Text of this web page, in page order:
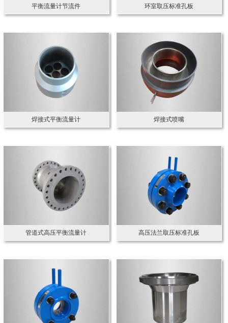
平衡流量计节流件 环室取压标准孔板
焊接式平衡流量计 焊接式喷嘴
管道式高压平衡流量计 高压法兰取压标准孔板